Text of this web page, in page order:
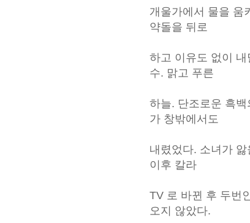
개울가에서 물을 움
약돌을 뒤로
하고 이유도 없이
수. 맑고 푸른
하늘. 단조로운 흑백
가 창밖에서도
내렸었다. 소녀가
이후 칼라
TV 로 바뀐 후 두번
오지 않았다.